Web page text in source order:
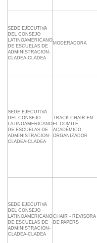
SEDE EJECUTIVA
DEL CONSEJO
LATINOAMERICANO
DE ESCUELAS DE
ADMINISTRACION-
CLADEA-CLADEA
MODERADORA
SEDE EJECUTIVA
DEL CONSEJO
LATINOAMERICANO
DE ESCUELAS DE
ADMINISTRACION-
CLADEA-CLADEA
TRACK CHAIR EN
EL COMITÉ
ACADÉMICO
ORGANIZADOR
SEDE EJECUTIVA
DEL CONSEJO
LATINOAMERICANO
DE ESCUELAS DE
ADMINISTRACION-
CLADEA-CLADEA
CHAIR - REVISORA
DE PAPERS